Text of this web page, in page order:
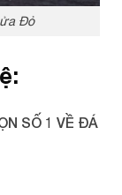
Đỏ
SỐ 1 VỀ ĐÁ